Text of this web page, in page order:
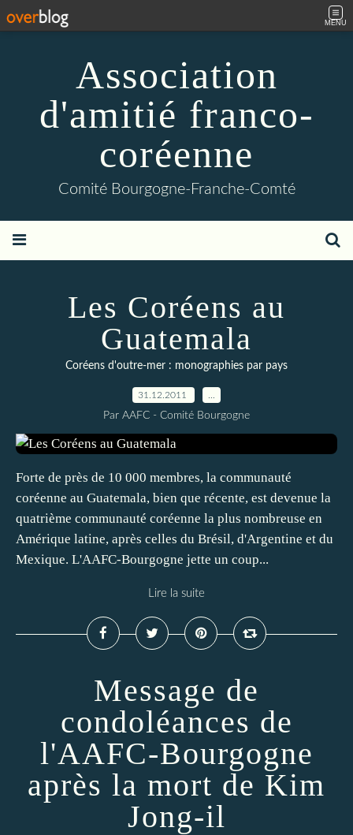
MENU
Association
d'amitié franco-
coréenne
Comité Bourgogne-Franche-Comté
Les Coréens au
Guatemala
Coréens d'outre-mer : monographies par pays
31.12.2011
Par AAFC - Comité Bourgogne
Forte de près de 10 000 membres, la communauté
coréenne au Guatemala, bien que récente, est devenue la
quatrième communauté coréenne la plus nombreuse en
Amérique latine, après celles du Brésil, d'Argentine et du
Mexique. L'AAFC-Bourgogne jette un coup...
Lire la suite
Message de
condoléances de
l'AAFC-Bourgogne
après la mort de Kim
Jong-il